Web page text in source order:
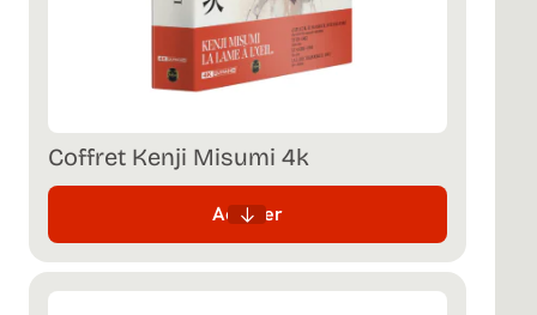
Coffret Kenji Misumi 4k
Acheter